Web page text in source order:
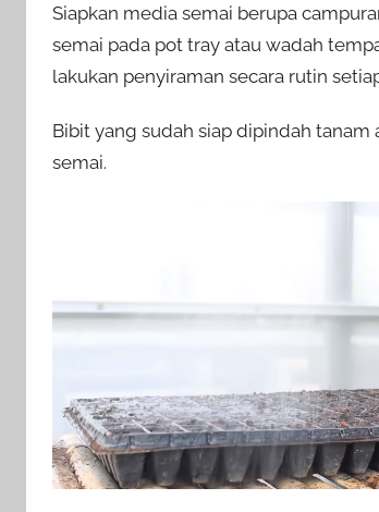
Siapkan media semai berupa
semai pada pot tray atau wadah
lakukan penyiraman secara rutin
Bibit yang sudah siap dipindah
semai.